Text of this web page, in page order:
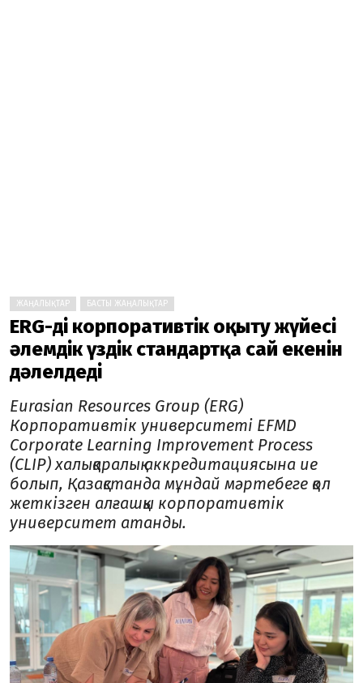
ЖАҢАЛЫҚТАР БАСТЫ ЖАҢАЛЫҚТАР
ERG-дің корпоративтік оқыту жүйесі
әлемдік үздік стандартқа сай екенін
дәлелдеді
Eurasian Resources Group (ERG)
Корпоративтік университеті EFMD
Corporate Learning Improvement Process
(CLIP) халықаралық аккредитациясына ие
болып, Қазақстанда мұндай мәртебеге қол
жеткізген алғашқы корпоративтік
университет атанды.